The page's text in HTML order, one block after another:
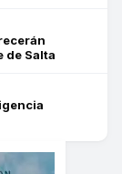
de Salta